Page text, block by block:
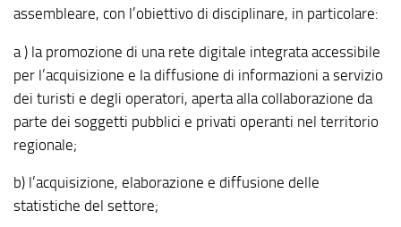
assembleare, con l’obiettivo di disciplinare, in particolare:
a ) la promozione di una rete digitale integrata accessibile
per l’acquisizione e la diffusione di informazioni a servizio
dei turisti e degli operatori, aperta alla collaborazione da
parte dei soggetti pubblici e privati operanti nel territorio
regionale;
b) l’acquisizione, elaborazione e diffusione delle
statistiche del settore;